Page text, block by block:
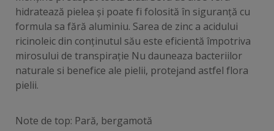
hidratează pielea și poate fi folosită în siguranță cu
formula sa fără aluminiu. Sarea de zinc a acidului
ricinoleic din conținutul său este eficientă împotriva
mirosului de transpirație Nu dauneaza bacteriilor
naturale si benefice ale pielii, protejand astfel flora
pielii.
Note de top: Pară, bergamotă